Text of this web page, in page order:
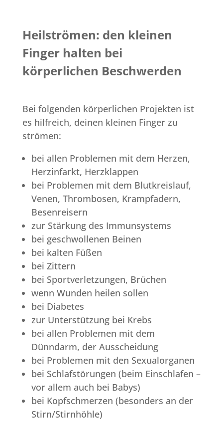
Heilströmen: den kleinen
Finger halten bei
körperlichen Beschwerden
Bei folgenden körperlichen Projekten ist
es hilfreich, deinen kleinen Finger zu
strömen:
bei allen Problemen mit dem Herzen,
Herzinfarkt, Herzklappen
bei Problemen mit dem Blutkreislauf,
Venen, Thrombosen, Krampfadern,
Besenreisern
zur Stärkung des Immunsystems
bei geschwollenen Beinen
bei kalten Füßen
bei Zittern
bei Sportverletzungen, Brüchen
wenn Wunden heilen sollen
bei Diabetes
zur Unterstützung bei Krebs
bei allen Problemen mit dem
Dünndarm, der Ausscheidung
bei Problemen mit den Sexualorganen
bei Schlafstörungen (beim Einschlafen –
vor allem auch bei Babys)
bei Kopfschmerzen (besonders an der
Stirn/Stirnhöhle)